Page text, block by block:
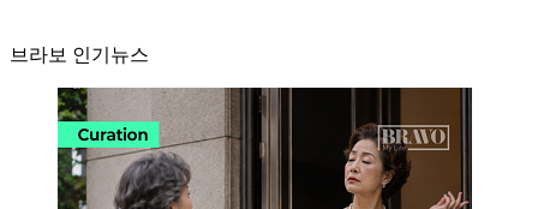
브라보 인기뉴스